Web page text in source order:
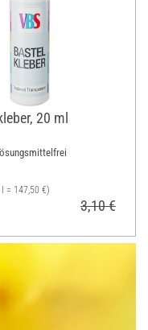
20 ml
= 147,50 €)
3,10 €